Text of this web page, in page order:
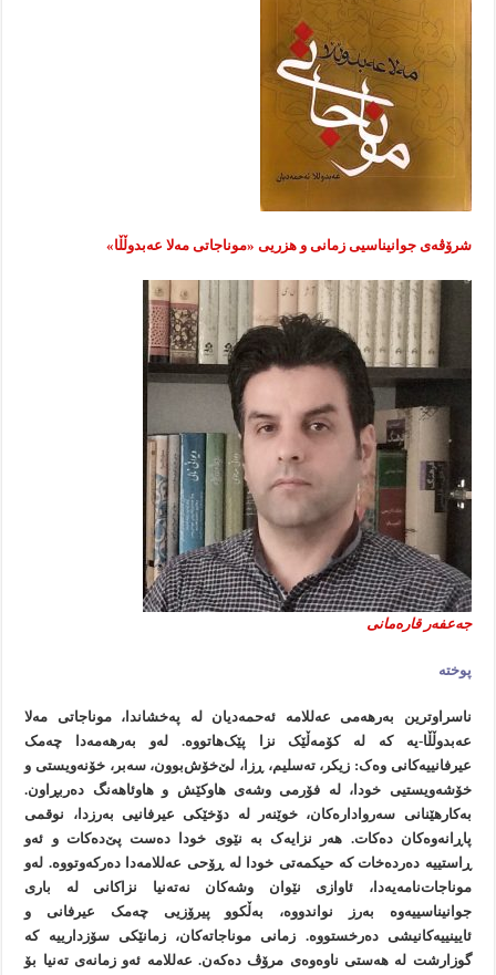
شرۆڤەی جوانیناسیی زمانی و هزریی «موناجاتی مەلا عەبدوڵڵا»
جەعفەر قارەمانی
پوختە
ناسراوترین بەرهەمی عەللامە ئەحمەدیان لە پەخشاندا، موناجاتی مەلا
عەبدوڵڵا-یە کە لە کۆمەڵێک نزا پێک‌هاتووە. لەو بەرهەمەدا چەمک
عیرفانییەکانی وەک: زیکر، تەسلیم، ڕزا، لێ‌خۆش‌بوون، سەبر، خۆنەویستی و
خۆشەویستیی خودا، لە فۆرمی وشەی هاوکێش و هاوئاهەنگ دەربڕاون.
بەکارهێنانی سەروادارەکان، خوێنەر لە دۆخێکی عیرفانیی بەرزدا، نوقمی
پاڕانەوەکان دەکات. هەر نزایەک بە نێوی خودا دەست پێ‌دەکات و ئەو
ڕاستییە دەردەخات کە حیکمەتی خودا لە ڕۆحی عەللامەدا دەرکەوتووە. لەو
موناجات‌نامەیەدا، ئاوازی نێوان وشەکان نەتەنیا نزاکانی لە باری
جوانیناسییەوە بەرز نواندووە، بەڵکوو پیرۆزیی چەمک عیرفانی و
ئایینییەکانیشی دەرخستووە. زمانی موناجاتەکان، زمانێکی سۆزدارییە کە
گوزارشت لە هەستی ناوەوەی مرۆڤ دەکەن. عەللامە ئەو زمانەی تەنیا بۆ